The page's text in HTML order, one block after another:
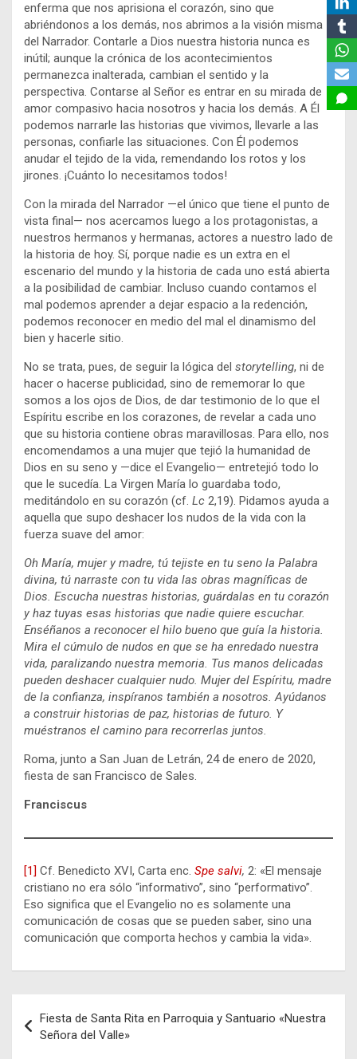
enferma que nos aprisiona el corazón, sino que
abriéndonos a los demás, nos abrimos a la visión misma
del Narrador. Contarle a Dios nuestra historia nunca es
inútil; aunque la crónica de los acontecimientos
permanezca inalterada, cambian el sentido y la
perspectiva. Contarse al Señor es entrar en su mirada de
amor compasivo hacia nosotros y hacia los demás. A Él
podemos narrarle las historias que vivimos, llevarle a las
personas, confiarle las situaciones. Con Él podemos
anudar el tejido de la vida, remendando los rotos y los
jirones. ¡Cuánto lo necesitamos todos!
Con la mirada del Narrador —el único que tiene el punto de
vista final— nos acercamos luego a los protagonistas, a
nuestros hermanos y hermanas, actores a nuestro lado de
la historia de hoy. Sí, porque nadie es un extra en el
escenario del mundo y la historia de cada uno está abierta
a la posibilidad de cambiar. Incluso cuando contamos el
mal podemos aprender a dejar espacio a la redención,
podemos reconocer en medio del mal el dinamismo del
bien y hacerle sitio.
No se trata, pues, de seguir la lógica del storytelling, ni de
hacer o hacerse publicidad, sino de rememorar lo que
somos a los ojos de Dios, de dar testimonio de lo que el
Espíritu escribe en los corazones, de revelar a cada uno
que su historia contiene obras maravillosas. Para ello, nos
encomendamos a una mujer que tejió la humanidad de
Dios en su seno y —dice el Evangelio— entretejió todo lo
que le sucedía. La Virgen María lo guardaba todo,
meditándolo en su corazón (cf. Lc 2,19). Pidamos ayuda a
aquella que supo deshacer los nudos de la vida con la
fuerza suave del amor:
Oh María, mujer y madre, tú tejiste en tu seno la Palabra
divina, tú narraste con tu vida las obras magníficas de
Dios. Escucha nuestras historias, guárdalas en tu corazón
y haz tuyas esas historias que nadie quiere escuchar.
Enséñanos a reconocer el hilo bueno que guía la historia.
Mira el cúmulo de nudos en que se ha enredado nuestra
vida, paralizando nuestra memoria. Tus manos delicadas
pueden deshacer cualquier nudo. Mujer del Espíritu, madre
de la confianza, inspíranos también a nosotros. Ayúdanos
a construir historias de paz, historias de futuro. Y
muéstranos el camino para recorrerlas juntos.
Roma, junto a San Juan de Letrán, 24 de enero de 2020,
fiesta de san Francisco de Sales.
Franciscus
[1] Cf. Benedicto XVI, Carta enc. Spe salvi, 2: «El mensaje
cristiano no era sólo “informativo”, sino “performativo”.
Eso significa que el Evangelio no es solamente una
comunicación de cosas que se pueden saber, sino una
comunicación que comporta hechos y cambia la vida».
de
Fiesta de Santa Rita en Parroquia y Santuario «Nuestra
Señora del Valle»